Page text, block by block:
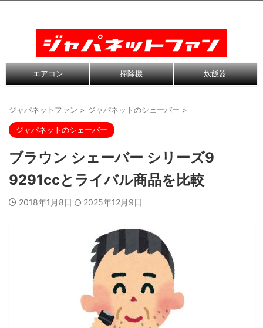
エアコン 掃除機 炊飯器
ジャパネットファン > ジャパネットのシェーバー >
ジャパネットのシェーバー
ブラウン シェーバー シリーズ9
9291ccとライバル商品を比較
2018年1月8日 2025年12月9日